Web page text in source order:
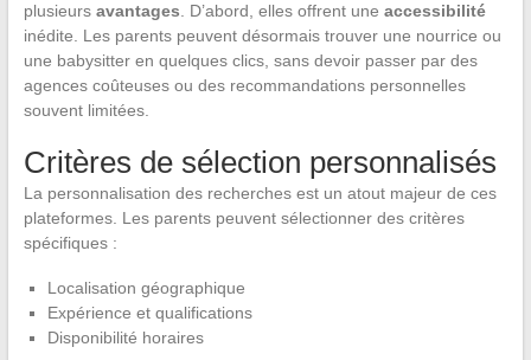
plusieurs avantages . D’abord, elles offrent une accessibilité
inédite. Les parents peuvent désormais trouver une nourrice ou
une babysitter en quelques clics, sans devoir passer par des
agences coûteuses ou des recommandations personnelles
souvent limitées.
Critères de sélection personnalisés
La personnalisation des recherches est un atout majeur de ces
plateformes. Les parents peuvent sélectionner des critères
spécifiques :
Localisation géographique
Expérience et qualifications
Disponibilité horaires